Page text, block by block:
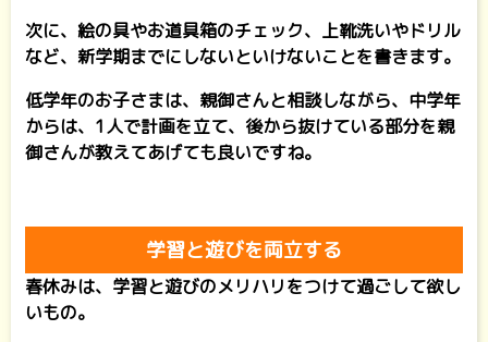
次に、絵の具やお道具箱のチェック、上靴洗いやドリル
など、新学期までにしないといけないことを書きます。
低学年のお子さまは、親御さんと相談しながら、中学年
からは、1人で計画を立て、後から抜けている部分を親
御さんが教えてあげても良いですね。
学習と遊びを両立する
春休みは、学習と遊びのメリハリをつけて過ごして欲し
いもの。